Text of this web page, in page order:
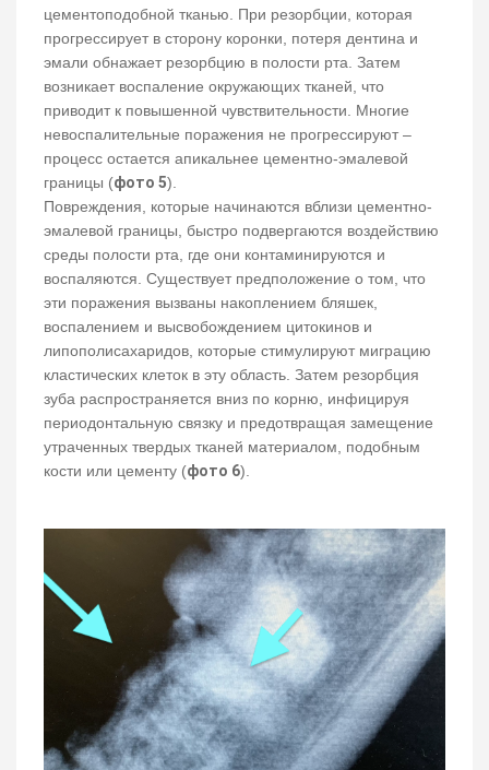
цементоподобной тканью. При резорбции, которая
прогрессирует в сторону коронки, потеря дентина и
эмали обнажает резорбцию в полости рта. Затем
возникает воспаление окружающих тканей, что
приводит к повышенной чувствительности. Многие
невоспалительные поражения не прогрессируют –
процесс остается апикальнее цементно-эмалевой
границы (фото 5).
Повреждения, которые начинаются вблизи цементно-
эмалевой границы, быстро подвергаются воздействию
среды полости рта, где они контаминируются и
воспаляются. Существует предположение о том, что
эти поражения вызваны накоплением бляшек,
воспалением и высвобождением цитокинов и
липополисахаридов, которые стимулируют миграцию
кластических клеток в эту область. Затем резорбция
зуба распространяется вниз по корню, инфицируя
периодонтальную связку и предотвращая замещение
утраченных твердых тканей материалом, подобным
кости или цементу (фото 6).